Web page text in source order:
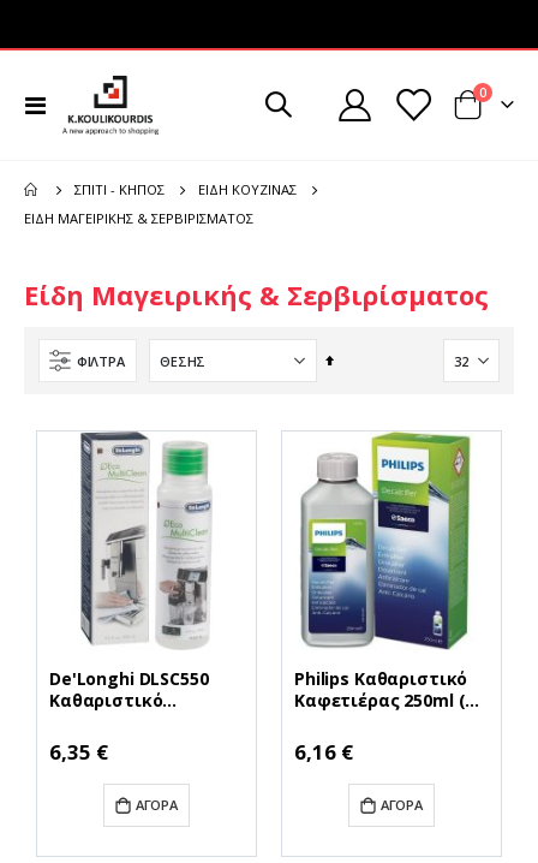
Εναλλαγή
Πλοήγησης
Cart
0
ΣΠΊΤΙ - ΚΉΠΟΣ
ΕΊΔΗ ΚΟΥΖΊΝΑΣ
ΕΊΔΗ ΜΑΓΕΙΡΙΚΉΣ & ΣΕΡΒΙΡΊΣΜΑΤΟΣ
Είδη Μαγειρικής & Σερβιρίσματος
ΦΊΛΤΡΑ
Φθίνουσα
De'Longhi DLSC550
Καθαριστικό
(DLSC550)
(DLGDLSC550)
6,35 €
ΑΓΟΡΆ
Philips Καθαριστικό
Καφετιέρας 250ml (CA
6,16 €
ΑΓΟΡΆ